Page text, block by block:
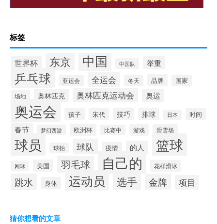
标签
世界杯 东京 中国 中国队 举重
乒乓球 亚运会 全运会 冬天 品牌 国家
场地 奥林匹克 奥林匹克运动会 奥运
奥运会 孩子 宋代 技巧 排球 日本 时间
春节 梦幻西游 欧洲杯 比赛中 游戏 滑雪场
球员 球拍 球队 疫情 的人 篮球
网球 美国 羽毛球 自己的 花样滑冰
跳水 身体 运动员 选手 金牌 项目
猜你想看的文章